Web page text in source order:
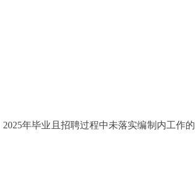
年毕业且招聘过程中未落实编制内工作的